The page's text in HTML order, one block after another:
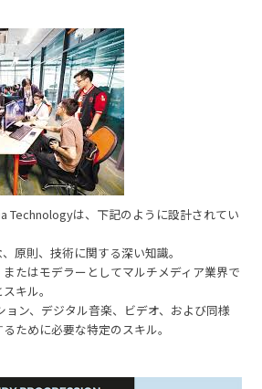
Technologyは、下記のように設計されてい
原則、技術に関する深い知識。
たはモデラーとしてマルチメディア業界で
キル。
ン、デジタル音楽、ビデオ、および同様
ために必要な特定のスキル。